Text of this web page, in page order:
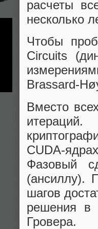
расчеты
несколько
Чтобы
Circuits
Brassard-
Вместо
CUDA-
Фазовый
(ансиллу).
шагов
решения в
Гровера.